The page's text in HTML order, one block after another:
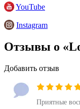
YouTube
Instagram
Отзывы о
Добавить отзыв
Приятные